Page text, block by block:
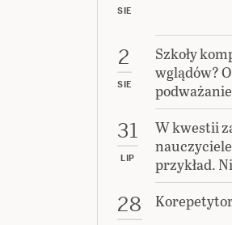
SIE
2
SIE
Szkoły
wglądów?
31
LIP
W kwestii
przykład.
28